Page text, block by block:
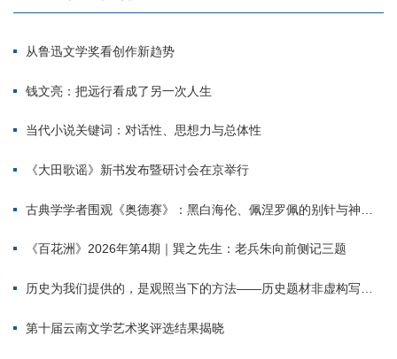
从鲁迅文学奖看创作新趋势
钱文亮：把远行看成了另一次人生
当代小说关键词：对话性、思想力与总体性
《大田歌谣》新书发布暨研讨会在京举行
古典学学者围观《奥德赛》：黑白海伦、佩涅罗佩的别针与神秘入侵者
《百花洲》2026年第4期｜巽之先生：老兵朱向前侧记三题
历史为我们提供的，是观照当下的方法——历史题材非虚构写作多人谈
第十届云南文学艺术奖评选结果揭晓